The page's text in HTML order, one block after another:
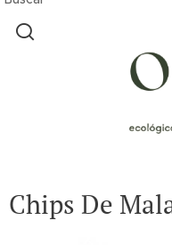
Chips De